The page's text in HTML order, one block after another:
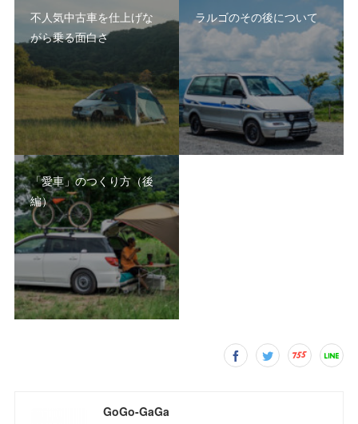
不人気中古車を仕上げな
がら乗る面白さ
ラルゴのその後について
「愛車」のつくり方（後
編）
GoGo-GaGa